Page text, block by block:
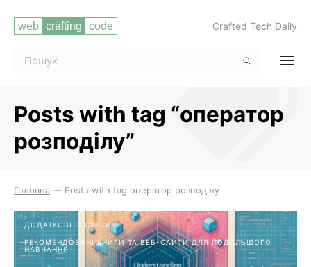
Crafted Tech Daily
Posts with tag “оператор
розподілу”Читати повністю
Головна — Posts with tag оператор розподілу
ДОДАТКОВІ РЕСУРСИ
РЕКОМЕНДОВАНІ КНИГИ ТА ВЕБ-САЙТИ ДЛЯ ПОДАЛЬШОГО
НАВЧАННЯ